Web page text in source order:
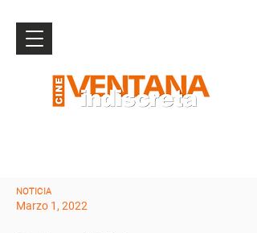
NOTICIA
Marzo 1, 2022